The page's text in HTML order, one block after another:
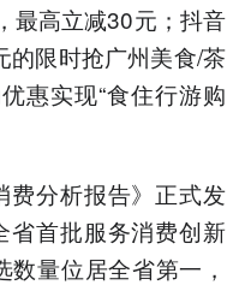
最高立减30元；抖音
的限时抢广州美食/茶
惠实现“食住行游购
费分析报告》正式发
省首批服务消费创新
量位居全省第一，